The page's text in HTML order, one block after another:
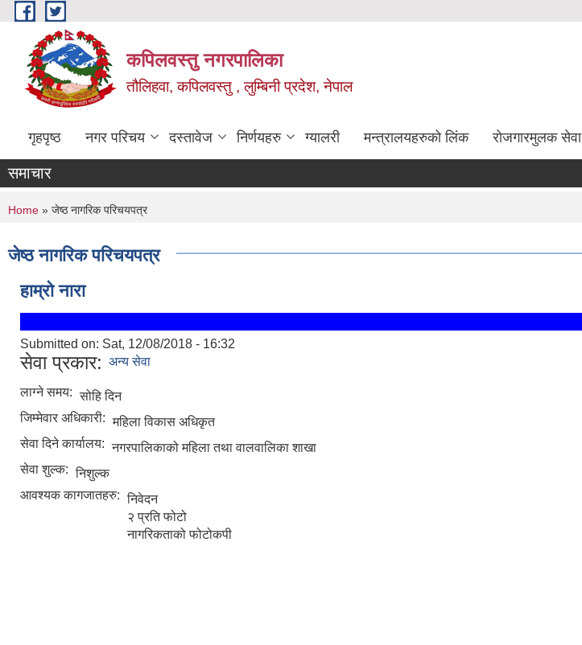
Skip to main content
कपिलवस्तु नगरपालिका
तौलिहवा, कपिलवस्तु , लुम्बिनी प्रदेश, नेपाल
गृहपृष्ठ नगर परिचय दस्तावेज निर्णयहरु ग्यालरी मन्त्रालयहरुको लिंक रोजगारमुलक सेवा
समाचार
You are here
Home » जेष्ठ नागरिक परिचयपत्र
जेष्ठ नागरिक परिचयपत्र
हाम्रो नारा
Submitted on: Sat, 12/08/2018 - 16:32
सेवा प्रकार: अन्य सेवा
लाग्ने समय: सोहि दिन
जिम्मेवार अधिकारी: महिला विकास अधिकृत
सेवा दिने कार्यालय: नगरपालिकाको महिला तथा वालवालिका शाखा
सेवा शुल्क: निशुल्क
आवश्यक कागजातहरु: निवेदन
२ प्रति फोटो
नागरिकताको फोटोकपी